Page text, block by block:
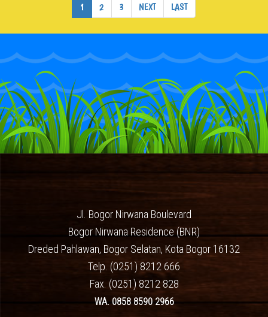
1 2 3 NEXT LAST
Jl. Bogor Nirwana Boulevard
Bogor Nirwana Residence (BNR)
Dreded Pahlawan, Bogor Selatan, Kota Bogor 16132
Telp. (0251) 8212 666
Fax. (0251) 8212 828
WA. 0858 8590 2966